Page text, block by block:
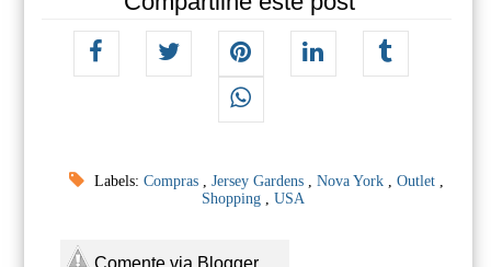
Labels: Compras Jersey Gardens Nova York Outlet
Shopping
USA
Comente via Blogger